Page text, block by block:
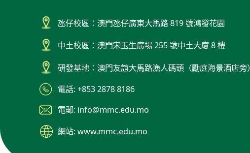
氹仔校區：澳門氹仔廣東大馬路 819 號鴻發花園
中土校區：澳門宋玉生廣場 255 號中土大廈 8 樓
研發基地：澳門友誼大馬路漁人碼頭（勵庭海景酒店旁）
電話: +853 2878 8186
電郵: info@mmc.edu.mo
網站: www.mmc.edu.mo